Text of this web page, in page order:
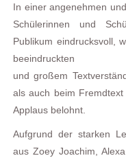
In einer angenehmen
Schülerinnen und
Publikum eindrucksvoll,
undgroßem
als auch beim Fremdtext
Applaus belohnt.
Aufgrund der starken
ausZoey Joachim, Alexa